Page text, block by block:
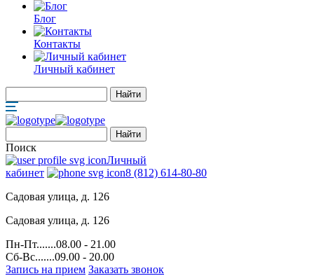
Блог
Контакты
Личный кабинет
Поиск
Личный
кабинет
8 (812) 614-80-80
Садовая улица, д. 126
Садовая улица, д. 126
Пн-Пт.......08.00 - 21.00
Сб-Вс.......09.00 - 20.00
Запись на прием Заказать звонок